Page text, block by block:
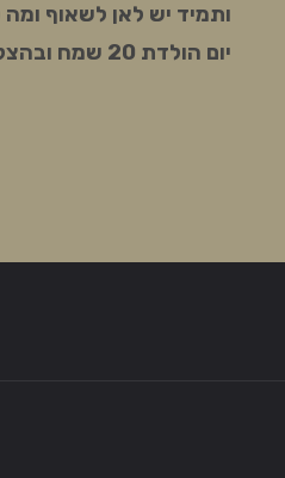
ותמיד יש לאן לשאוף
יום הולדת 20 שמח ובהצלחה בעשור החדש."